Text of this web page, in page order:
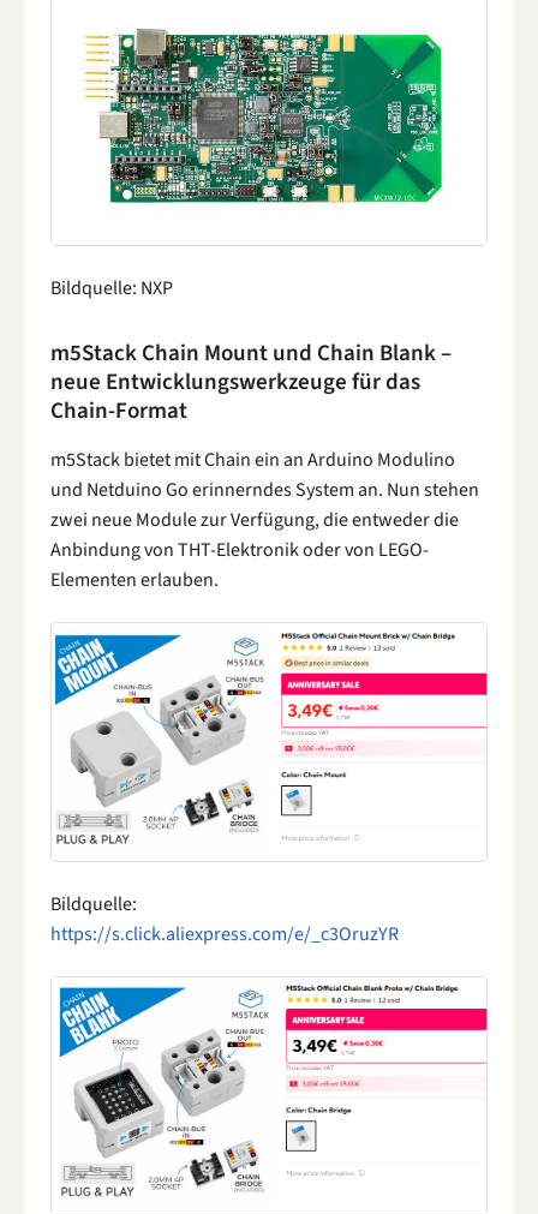
Bildquelle: NXP
m5Stack Chain Mount und Chain Blank –
neue Entwicklungswerkzeuge für das
Chain-Format
m5Stack bietet mit Chain ein an Arduino Modulino
und Netduino Go erinnerndes System an. Nun stehen
zwei neue Module zur Verfügung, die entweder die
Anbindung von THT-Elektronik oder von LEGO-
Elementen erlauben.
Bildquelle:
https://s.click.aliexpress.com/e/_c3OruzYR